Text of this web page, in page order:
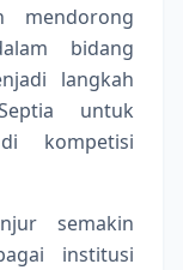
mendorong
bidang
langkah
untuk
kompetisi
semakin
institusi